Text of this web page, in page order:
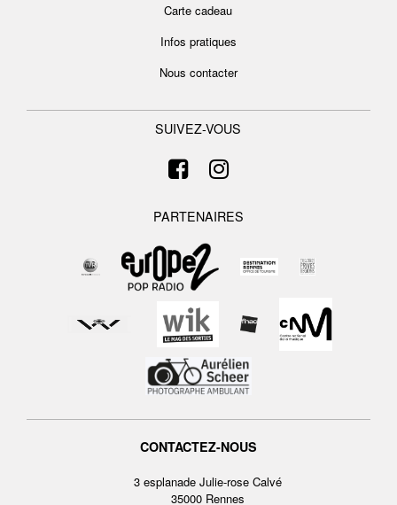
Carte cadeau
Infos pratiques
Nous contacter
SUIVEZ-VOUS
PARTENAIRES
CONTACTEZ-NOUS
3 esplanade Julie-rose Calvé
35000 Rennes